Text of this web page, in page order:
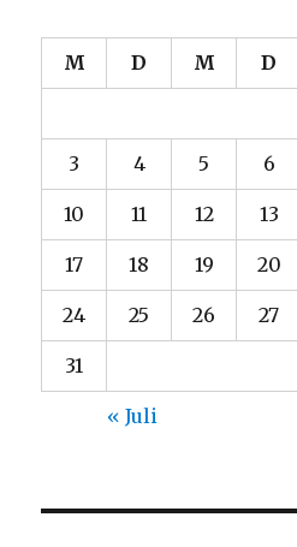
M D M D
3 4 5 6
10 11 12 13
17 18 19 20
24 25 26 27
31
« Juli